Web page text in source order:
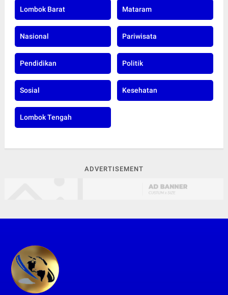
Lombok Barat Mataram
Nasional Pariwisata
Pendidikan Politik
Sosial Kesehatan
Lombok Tengah
ADVERTISEMENT